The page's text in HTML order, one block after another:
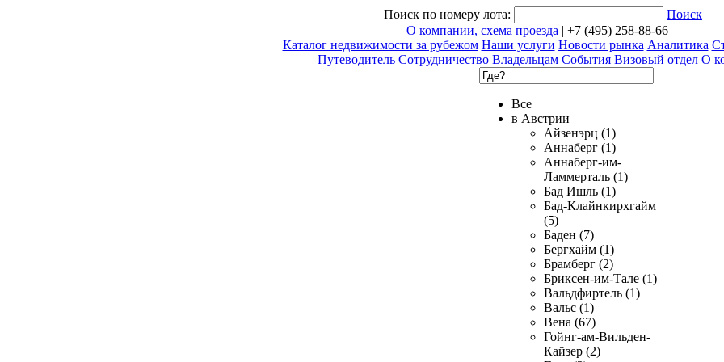
Поиск по номеру лота:
Поиск
О компании, схема проезда | +7 (495) 258-88-66
Каталог недвижимости за рубежом Наши услуги Новости рынка Аналитика
Путеводитель Сотрудничество Владельцам События Визовый отдел О
Все
в Австрии
Айзенэрц (1)
Аннаберг (1)
Аннаберг-им-
Ламмерталь (1)
Бад Ишль (1)
Бад-Клайнкирхгайм
(5)
Баден (7)
Бергхайм (1)
Брамберг (2)
Бриксен-им-Тале (1)
Вальдфиртель (1)
Вальс (1)
Вена (67)
Гойнг-ам-Вильден-
Кайзер (2)